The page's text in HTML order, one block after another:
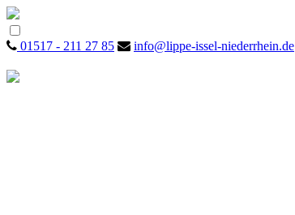
01517 - 211 27 85 info@lippe-issel-niederrhein.de